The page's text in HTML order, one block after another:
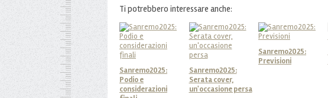
Ti potrebbero interessare anche:
Sanremo2025:
Podio e
considerazioni
Sanremo2025:
Serata cover,
un'occasione persa
Sanremo2025:
Previsioni